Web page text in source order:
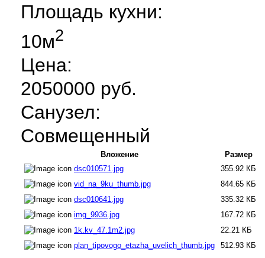
Площадь кухни:
10м2
Цена:
2050000 руб.
Санузел:
Совмещенный
Вложение
Размер
dsc010571.jpg
355.92 КБ
vid_na_9ku_thumb.jpg
844.65 КБ
dsc010641.jpg
335.32 КБ
img_9936.jpg
167.72 КБ
1k.kv_47.1m2.jpg
22.21 КБ
plan_tipovogo_etazha_uvelich_thumb.jpg
512.93 КБ